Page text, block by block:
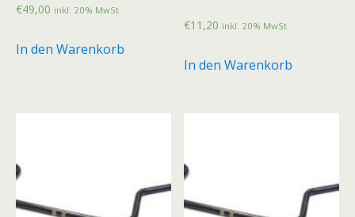
€49,00 inkl. 20% MwSt
In den Warenkorb
€11,20 inkl. 20% MwSt
In den Warenkorb